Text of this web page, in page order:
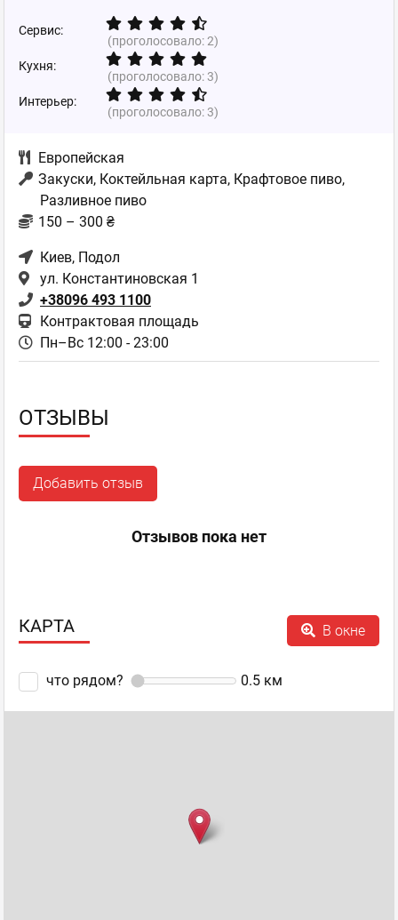
Сервис:
(проголосовало:2)
Кухня:
(проголосовало:3)
Интерьер:
(проголосовало:3)
Европейская
Закуски, Коктейльная карта, Крафтовое пиво,
Разливное пиво
150 – 300 ₴
Киев, Подол
ул. Константиновская 1
+38096 493 1100
Контрактовая площадь
Пн–Вс 12:00 - 23:00
ОТЗЫВЫ
Добавить отзыв
Отзывов пока нет
КАРТА В окне
что рядом? 0.5 км